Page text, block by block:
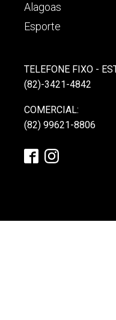
Alagoas
Esporte
TELEFONE FIXO -
(82)-3421-4842
COMERCIAL:
(82) 99621-8806